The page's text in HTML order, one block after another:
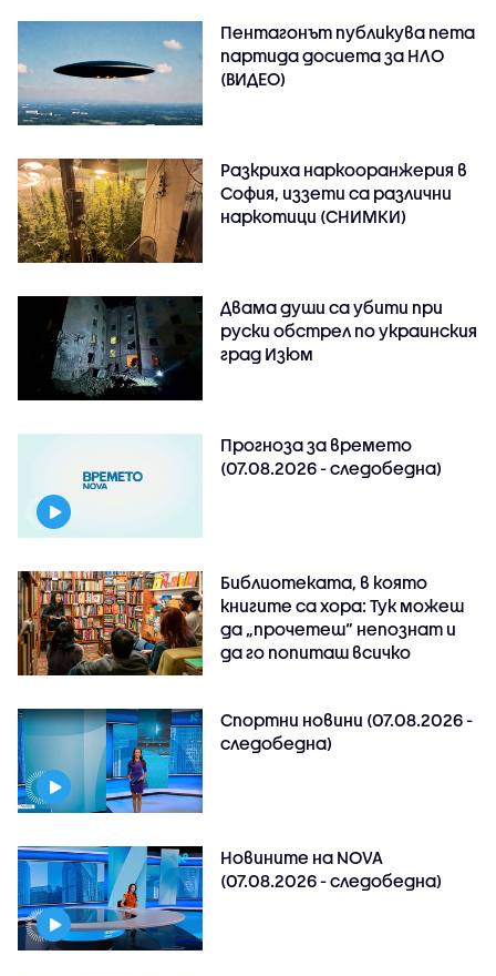
Пентагонът публикува пета
партида досиета за НЛО
(ВИДЕО)
Разкриха наркооранжерия в
София, иззети са различни
наркотици (СНИМКИ)
Двама души са убити при
руски обстрeл по украинския
град Изюм
Прогноза за времето
(07.08.2026 - следобедна)
Библиотеката, в която
книгите са хора: Тук можеш
да „прочетеш“ непознат и
да го попиташ всичко
Спортни новини (07.08.2026 -
следобедна)
Новините на NOVA
(07.08.2026 - следобедна)